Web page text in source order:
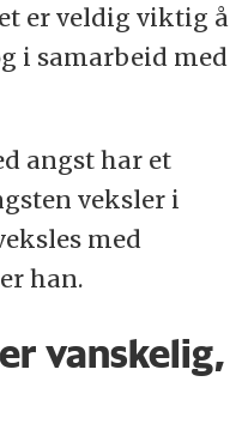
er veldig viktig å
i samarbeid med
angst har et
veksler i
med
han.
vanskelig,